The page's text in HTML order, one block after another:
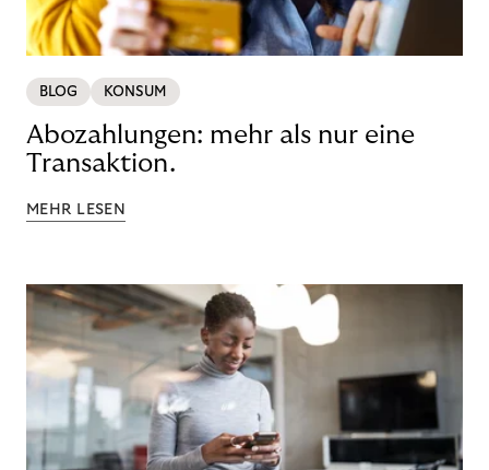
BLOG KONSUM
Abozahlungen: mehr als nur eine
Transaktion.
MEHR LESEN